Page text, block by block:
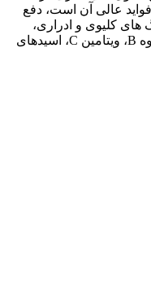
عالی آن است، دفع
کلیوی و ادراری،
حاوی مالت جو، گلوکز، ویتامین های گروه B، ویتامین C، اسیدهای